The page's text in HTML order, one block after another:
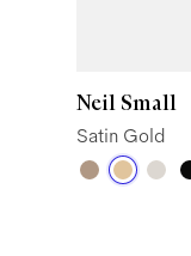
Neil Small
Satin Gold